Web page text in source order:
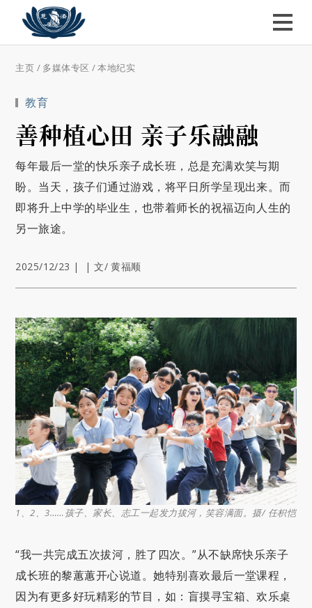
主页 / 多媒体专区 /本地纪实
教育
善种植心田 亲子乐融融
每年最后一堂的快乐亲子成长班，总是充满欢笑与期
盼。当天，孩子们通过游戏，将平日所学呈现出来。而
即将升上中学的毕业生，也带着师长的祝福迈向人生的
另一旅途。
2025/12/23 | |文/ 黄福顺
1、2、3……孩子、家长、志工一起发力拔河，笑容满面。摄/ 任枳恺
“我一共完成五次拔河，胜了四次。”从不缺席快乐亲子
成长班的黎蕙蕙开心说道。她特别喜欢最后一堂课程，
因为有更多好玩精彩的节目，如：盲摸寻宝箱、欢乐桌